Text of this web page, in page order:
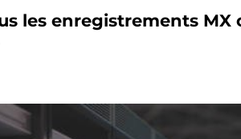
les enregistrements MX